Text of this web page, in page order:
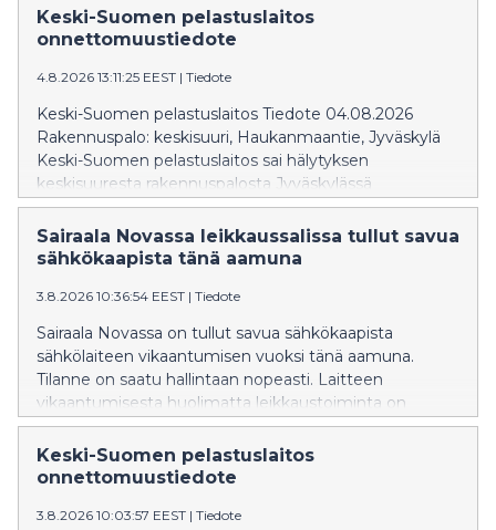
Kysessä oli liedelle kärähtäneet ruoat. Varsinaista paloa
ei ollut, eikä tilanteesta aiheutunut henkilövahinkoja.
112
Keski-Suomen pelastuslaitos
onnettomuustiedote
4.8.2026 13:11:25 EEST | Tiedote
Keski-Suomen pelastuslaitos Tiedote 04.08.2026
Rakennuspalo: keskisuuri, Haukanmaantie, Jyväskylä
Keski-Suomen pelastuslaitos sai hälytyksen
keskisuuresta rakennuspalosta Jyväskylässä
Haukanmaantiellä. Tehtävälle hälytettiin seitsemän
pelastuslaitoksen yksikköä. Kohteessa syttyi liedellä
rasvapalo, joka saatiin sammumaan
saapumista. Pelastuslaitoksen tehtäväksi jäi tilojen
varmistus. Lisätietoja: päivystävältä palomestarilta puh.
0500 542 112
Sairaala Novassa leikkaussalissa tullut savua
sähkökaapista tänä aamuna
3.8.2026 10:36:54 EEST | Tiedote
Sairaala Novassa on tullut savua sähkökaapista
sähkölaiteen vikaantumisen vuoksi tänä aamuna.
Tilanne on saatu hallintaan nopeasti. Laitteen
vikaantumisesta huolimatta leikkaustoiminta on
jatkunut lähes normaalisti, eikä laikkauksia jouduta
perumaan. Tilanne ei ole vaikuttanut eikä vaikuta
Novan muuhun toimintaan.
Keski-Suomen pelastuslaitos
onnettomuustiedote
3.8.2026 10:03:57 EEST | Tiedote